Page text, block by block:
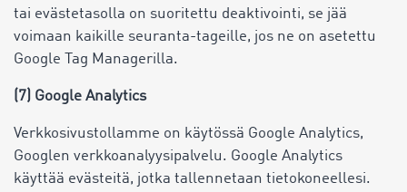
tai evästetasolla on suoritettu deaktivointi, se jää
voimaan kaikille seuranta-tageille, jos ne on asetettu
Google Tag Managerilla.
(7) Google Analytics
Verkkosivustollamme on käytössä Google Analytics,
Googlen verkkoanalyysipalvelu. Google Analytics
käyttää evästeitä, jotka tallennetaan tietokoneellesi.